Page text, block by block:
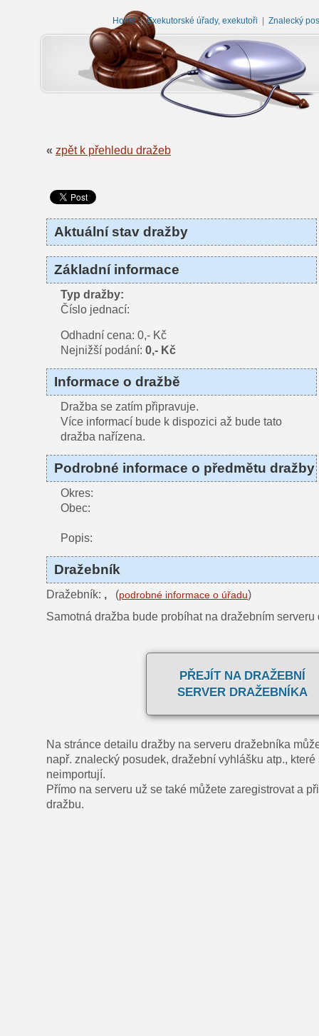
Home|Exekutorské úřady, exekutoři Znalecký
« zpět k přehledu dražeb
Aktuální stav dražby
Základní informace
Typ dražby:
Číslo jednací:
Odhadní cena: 0,- Kč
Nejnižší podání: 0,- Kč
Informace o dražbě
Dražba se zatím připravuje.
Více informací bude k dispozici až bude tato
dražba nařízena.
Podrobné informace o předmětu dražby
Okres:
Obec:
Popis:
Dražebník
Dražebník: , (podrobné informace o úřadu)
Samotná dražba bude probíhat na dražebním
PŘEJÍT NA DRAŽEBNÍ
SERVER DRAŽEBNÍKA
Na stránce detailu dražby na serveru dražebníka
např. znalecký posudek, dražební vyhlášku atp.,
neimportují.
Přímo na serveru už se také můžete zaregistrovat a
dražbu.